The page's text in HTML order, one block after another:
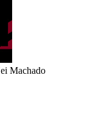
Machado